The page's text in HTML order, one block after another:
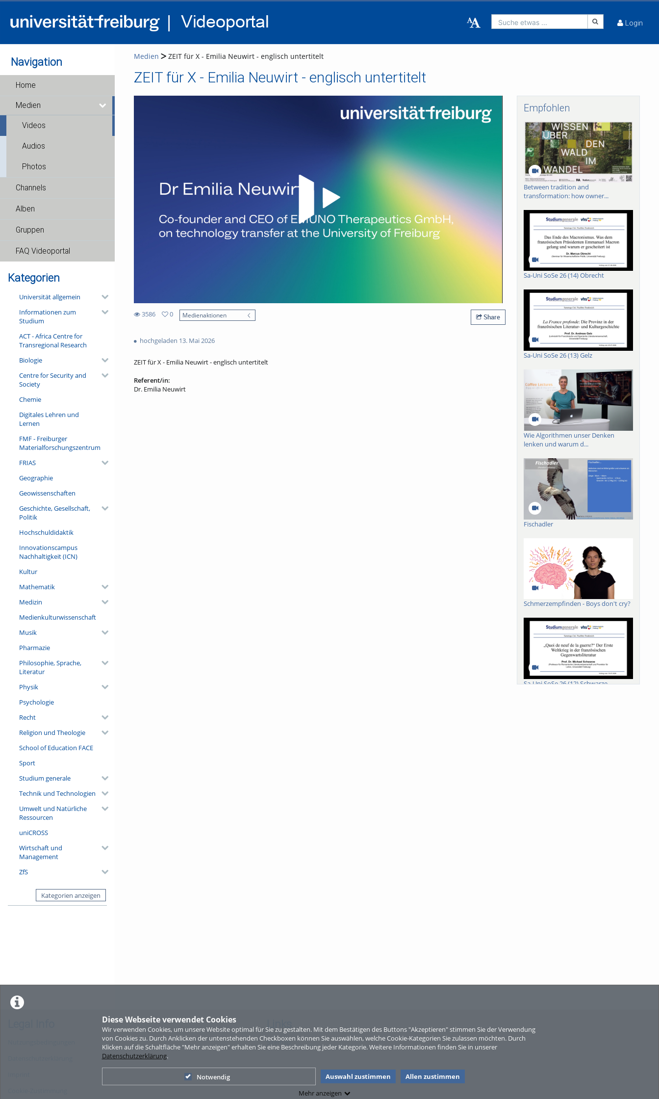
Diese Webseite verwendet Cookies
Wir verwenden Cookies, um unsere Website optimal für Sie zu gestalten. Mit dem Bestätigen des Buttons "Akzeptieren" stimmen Sie der Verwendung
von Cookies zu. Durch Anklicken der untenstehenden Checkboxen können Sie auswählen, welche Cookie-Kategorien Sie zulassen möchten. Durch
Klicken auf die Schaltfläche "Mehr anzeigen" erhalten Sie eine Beschreibung jeder Kategorie. Weitere Informationen finden Sie in unserer
Datenschutzerklärung.
Notwendig Auswahl zustimmen
Allen zustimmen
Mehr anzeigen
Suche etwas ... Login
Navigation
Home
Medien
Videos
Audios
Photos
Channels
Alben
Gruppen
FAQ Videoportal
Kategorien
Universität allgemein
Informationen zum
Studium
ACT - Africa Centre for
Transregional Research
Biologie
Centre for Security and
Society
Chemie
Digitales Lehren und
Lernen
FMF - Freiburger
Materialforschungszentrum
FRIAS
Geographie
Geowissenschaften
Geschichte, Gesellschaft,
Politik
Hochschuldidaktik
Innovationscampus
Nachhaltigkeit (ICN)
Kultur
Mathematik
Medizin
Medienkulturwissenschaft
Musik
Pharmazie
Philosophie, Sprache,
Literatur
Physik
Psychologie
Recht
Religion und Theologie
School of Education FACE
Sport
Studium generale
Technik und Technologien
Umwelt und Natürliche
Ressourcen
uniCROSS
Wirtschaft und
Management
ZfS
Kategorien anzeigen
Medien ZEIT für X - Emilia Neuwirt - englisch untertitelt
ZEIT für X - Emilia Neuwirt - englisch untertitelt
Video abspielen
3586
views
0
Medienaktionen Share
hochgeladen 13. Mai 2026
ZEIT für X - Emilia Neuwirt - englisch untertitelt
Referent/in:
Dr. Emilia Neuwirt
Empfohlen
Between tradition and
transformation: how owner...
Sa-Uni SoSe 26 (14) Obrecht
Sa-Uni SoSe 26 (13) Gelz
Wie Algorithmen unser Denken
lenken und warum d...
Fischadler
Schmerzempfinden - Boys don't cry?
Sa-Uni SoSe 26 (12) Schwarze
Sperber
Links
Sitemap